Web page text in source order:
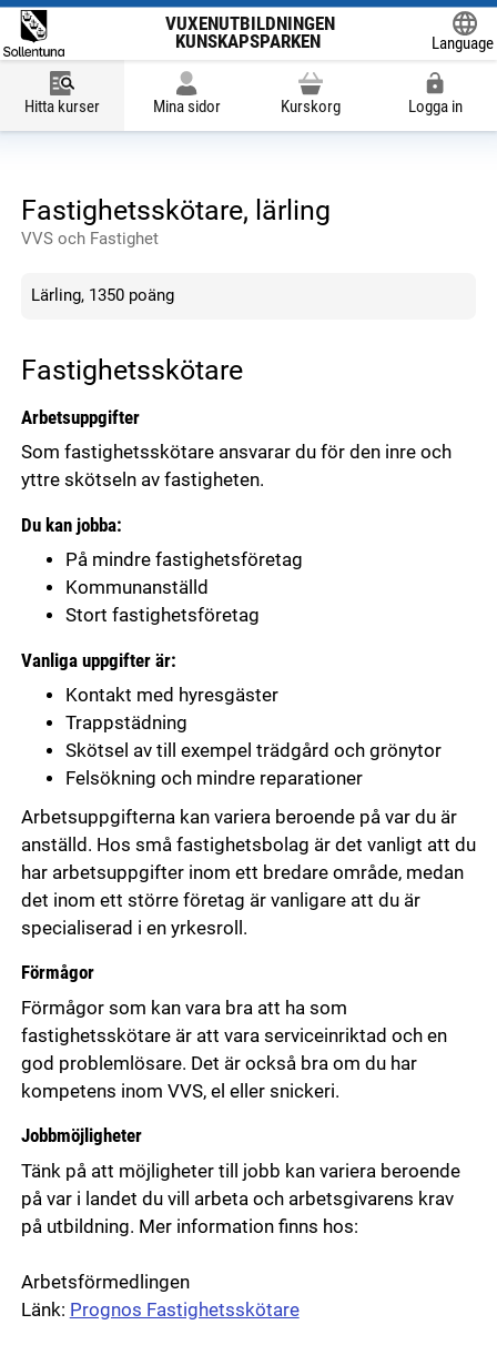
VUXENUTBILDNINGEN
KUNSKAPSPARKEN
Language
Hitta kurser Mina sidor Kurskorg Logga in
Fastighetsskötare, lärling
VVS och Fastighet
Lärling, 1350 poäng
Fastighetsskötare
Arbetsuppgifter
Som fastighetsskötare ansvarar du för den inre och
yttre skötseln av fastigheten.
Du kan jobba:
På mindre fastighetsföretag
Kommunanställd
Stort fastighetsföretag
Vanliga uppgifter är:
Kontakt med hyresgäster
Trappstädning
Skötsel av till exempel trädgård och grönytor
Felsökning och mindre reparationer
Arbetsuppgifterna kan variera beroende på var du är
anställd. Hos små fastighetsbolag är det vanligt att du
har arbetsuppgifter inom ett bredare område, medan
det inom ett större företag är vanligare att du är
specialiserad i en yrkesroll.
Förmågor
Förmågor som kan vara bra att ha som
fastighetsskötare är att vara serviceinriktad och en
god problemlösare. Det är också bra om du har
kompetens inom VVS, el eller snickeri.
Jobbmöjligheter
Tänk på att möjligheter till jobb kan variera beroende
på var i landet du vill arbeta och arbetsgivarens krav
på utbildning. Mer information finns hos:
Arbetsförmedlingen
Länk: Prognos Fastighetsskötare